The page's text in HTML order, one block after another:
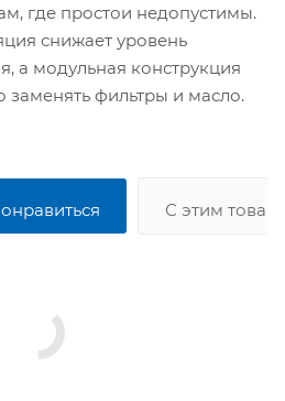
где простои недопустимы.
снижает уровень
а модульная конструкция
заменять фильтры и масло.
С этим